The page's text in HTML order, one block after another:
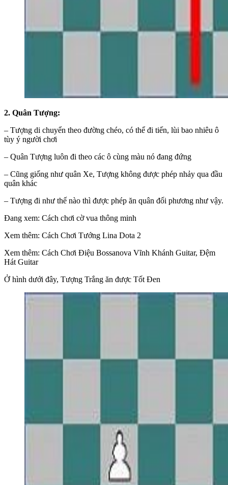
2. Quân Tượng:
– Tượng di chuyển theo đường chéo, có thể đi tiến, lùi bao nhiêu ô
tùy ý người chơi
– Quân Tượng luôn đi theo các ô cùng màu nó đang đứng
– Cũng giống như quân Xe, Tượng không được phép nhảy qua đầu
quân khác
– Tượng đi như thế nào thì được phép ăn quân đối phương như vậy.
Đang xem: Cách chơi cờ vua thông minh
Xem thêm: Cách Chơi Tướng Lina Dota 2
Xem thêm: Cách Chơi Điệu Bossanova Vĩnh Khánh Guitar, Đệm
Hát Guitar
Ở hình dưới đây, Tượng Trắng ăn được Tốt Đen